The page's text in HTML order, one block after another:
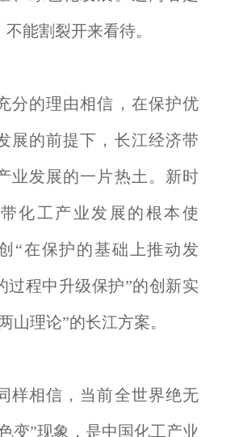
能割裂开来看待。
的理由相信，在保护优
展的前提下，长江经济带
业发展的一片热土。新时
化工产业发展的根本使
“在保护的基础上推动发
过程中升级保护”的创新实
山理论”的长江方案。
相信，当前全世界绝无
变”现象，是中国化工产业